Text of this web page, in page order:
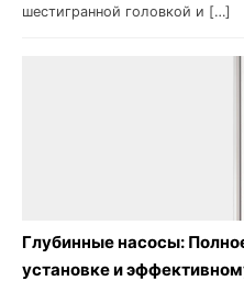
шестигранной головкой и […]
Глубинные насосы:
установке и